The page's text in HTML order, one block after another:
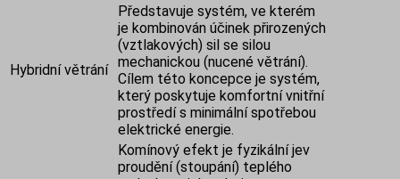
Hybridní větrání
Představuje systém, ve kterém
je kombinován účinek přirozených
(vztlakových) sil se silou
mechanickou (nucené větrání).
Cílem této koncepce je systém,
který poskytuje komfortní vnitřní
prostředí s minimální spotřebou
elektrické energie.
Komínový efekt je fyzikální jev
proudění (stoupání) teplého